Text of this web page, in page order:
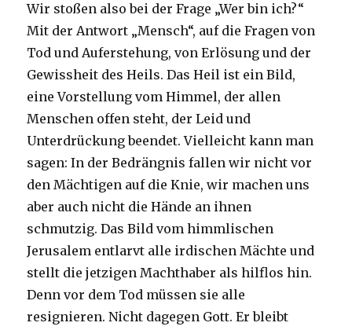
Wir stoßen also bei der Frage „Wer bin ich?“
Mit der Antwort „Mensch“, auf die Fragen von
Tod und Auferstehung, von Erlösung und der
Gewissheit des Heils. Das Heil ist ein Bild,
eine Vorstellung vom Himmel, der allen
Menschen offen steht, der Leid und
Unterdrückung beendet. Vielleicht kann man
sagen: In der Bedrängnis fallen wir nicht vor
den Mächtigen auf die Knie, wir machen uns
aber auch nicht die Hände an ihnen
schmutzig. Das Bild vom himmlischen
Jerusalem entlarvt alle irdischen Mächte und
stellt die jetzigen Machthaber als hilflos hin.
Denn vor dem Tod müssen sie alle
resignieren. Nicht dagegen Gott. Er bleibt